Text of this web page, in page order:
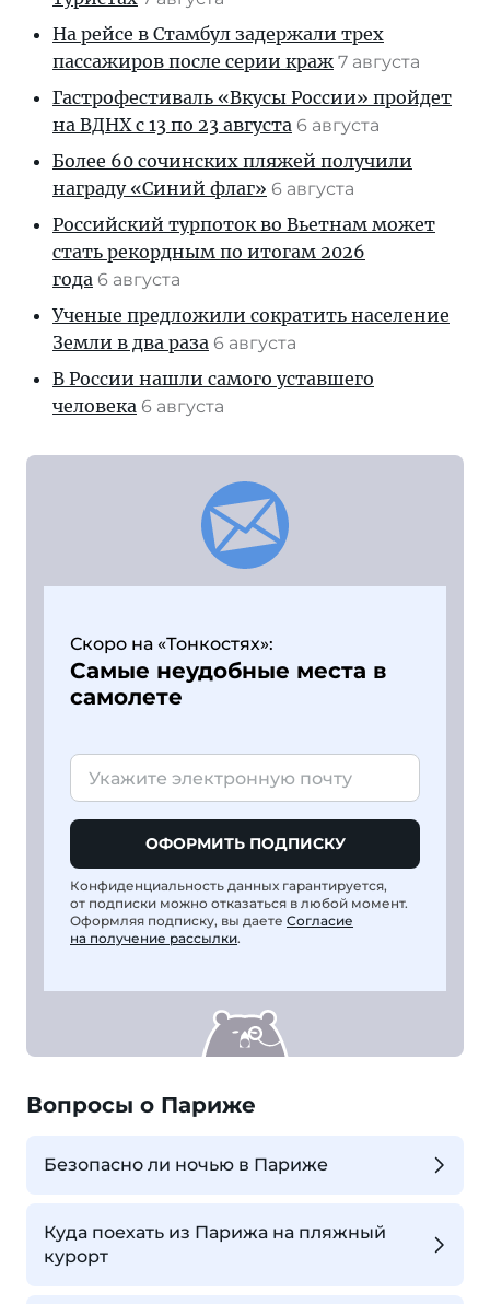
На рейсе в Стамбул задержали трех
пассажиров после серии краж 7 августа
Гастрофестиваль «Вкусы России» пройдет
на ВДНХ с 13 по 23 августа 6 августа
Более 60 сочинских пляжей получили
награду «Синий флаг» 6 августа
Российский турпоток во Вьетнам может
стать рекордным по итогам 2026
года 6 августа
Ученые предложили сократить население
Земли в два раза 6 августа
В России нашли самого уставшего
человека 6 августа
Скоро на «Тонкостях»:
Самые неудобные места в
самолете
ОФОРМИТЬ ПОДПИСКУ
Конфиденциальность данных гарантируется,
от подписки можно отказаться в любой момент.
Оформляя подписку, вы даете Согласие
на получение рассылки.
Вопросы о Париже
Безопасно ли ночью в Париже
Куда поехать из Парижа на пляжный
курорт